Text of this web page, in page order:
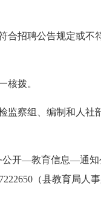
合招聘公告规定或
核拨。
监察组、编制和人社
公开—教育信息—通
（县教育局人